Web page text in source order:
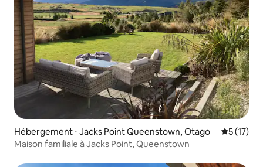
Hébergement ⋅ Jacks Point Queenstown, Otago
5 (17)
Maison familiale à Jacks Point, Queenstown